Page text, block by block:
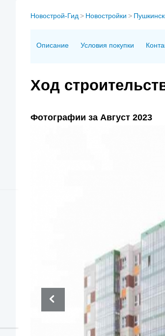
Новострой-Гид > Новостройки >
Описание Условия покупки
Ход
Фотографии за Август 2023